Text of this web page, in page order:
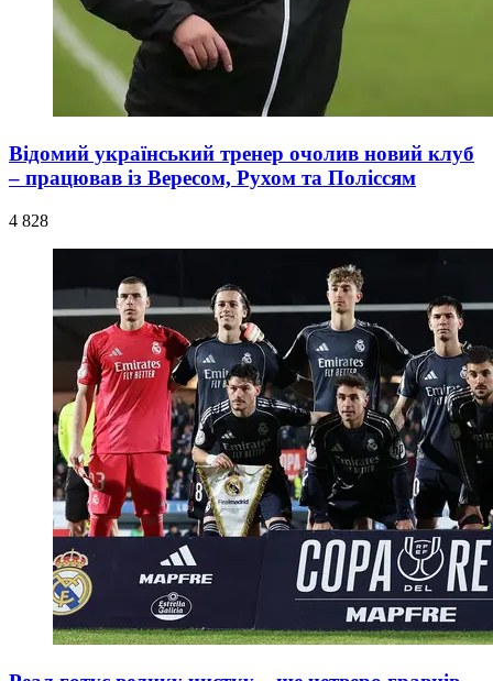
Відомий український тренер очолив новий клуб
– працював із Вересом, Рухом та Поліссям
4 828